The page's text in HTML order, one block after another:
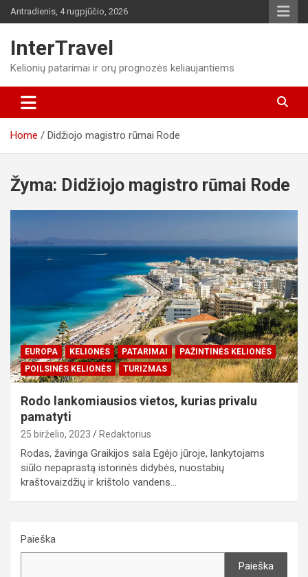
Skip
to
Antradienis, 4 rugpjūčio, 2026
InterTravel
Kelionių patarimai ir orų prognozės keliaujantiems
Home Didžiojo magistro rūmai Rode
Žyma: Didžiojo magistro rūmai Rode
EUROPA KELIONĖS PATARIMAI
PAŽINTINĖS KELIONĖS
POILSINĖS KELIONĖS
TURIZMAS
Rodo lankomiausios vietos, kurias privalu
pamatyti
25 birželio, 2023 Redaktorius
Rodas, žavinga Graikijos sala Egėjo jūroje, lankytojams
siūlo nepaprastą istorinės didybės, nuostabių
kraštovaizdžių ir krištolo vandens…
Paieška
Paieška